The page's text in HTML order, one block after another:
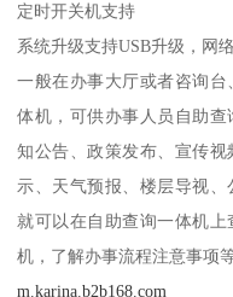
定时开关机支持
系统升级支持USB升级，网
一般在办事大厅或者咨询
体机，可供办事人员自助
知公告、政策发布、宣传
示、天气预报、楼层导视、
就可以在自助查询一体机
机，了解办事流程注意事项
m.karina.b2b168.com